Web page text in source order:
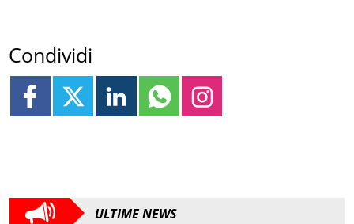
Condividi
ULTIME NEWS